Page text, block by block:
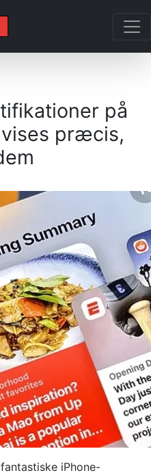
på
præcis,
iPhone-